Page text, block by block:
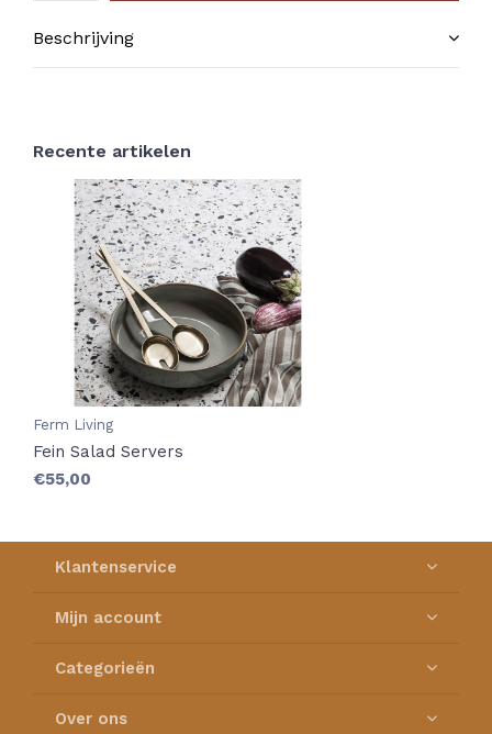
Beschrijving
Recente artikelen
Ferm Living
Fein Salad Servers
€55,00
Klantenservice
Mijn account
Categorieën
Over ons